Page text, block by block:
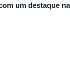
um destaque